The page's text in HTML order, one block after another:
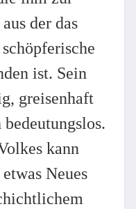
der das
ist. Sein
greisenhaft
kann
Neues